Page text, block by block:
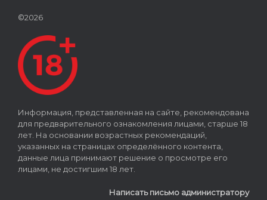
©2026
Информация, представленная на сайте, рекомендована
для предварительного ознакомления лицами, старше 18
лет. На основании возрастных рекомендаций,
указанных на страницах определённого контента,
данные лица принимают решение о просмотре его
лицами, не достигшим 18 лет.
Написать письмо администратору